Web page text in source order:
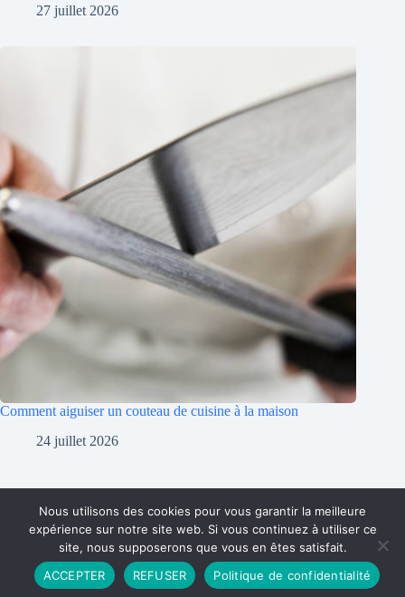
27 juillet 2026
Comment aiguiser un couteau de cuisine à la maison
24 juillet 2026
Partenariat Contact
Politique de Confidentialité
CGU
Copyright © 2026 - Propulsé par DIEUDUDIABLE
Nous utilisons des cookies pour vous garantir la meilleure
expérience sur notre site web. Si vous continuez à utiliser ce
site, nous supposerons que vous en êtes satisfait.
ACCEPTER
REFUSER Politique de confidentialité